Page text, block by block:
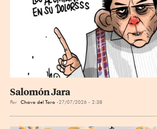
Salomón Jara
Por Chavo del Toro 27/07/2026 - 2:38